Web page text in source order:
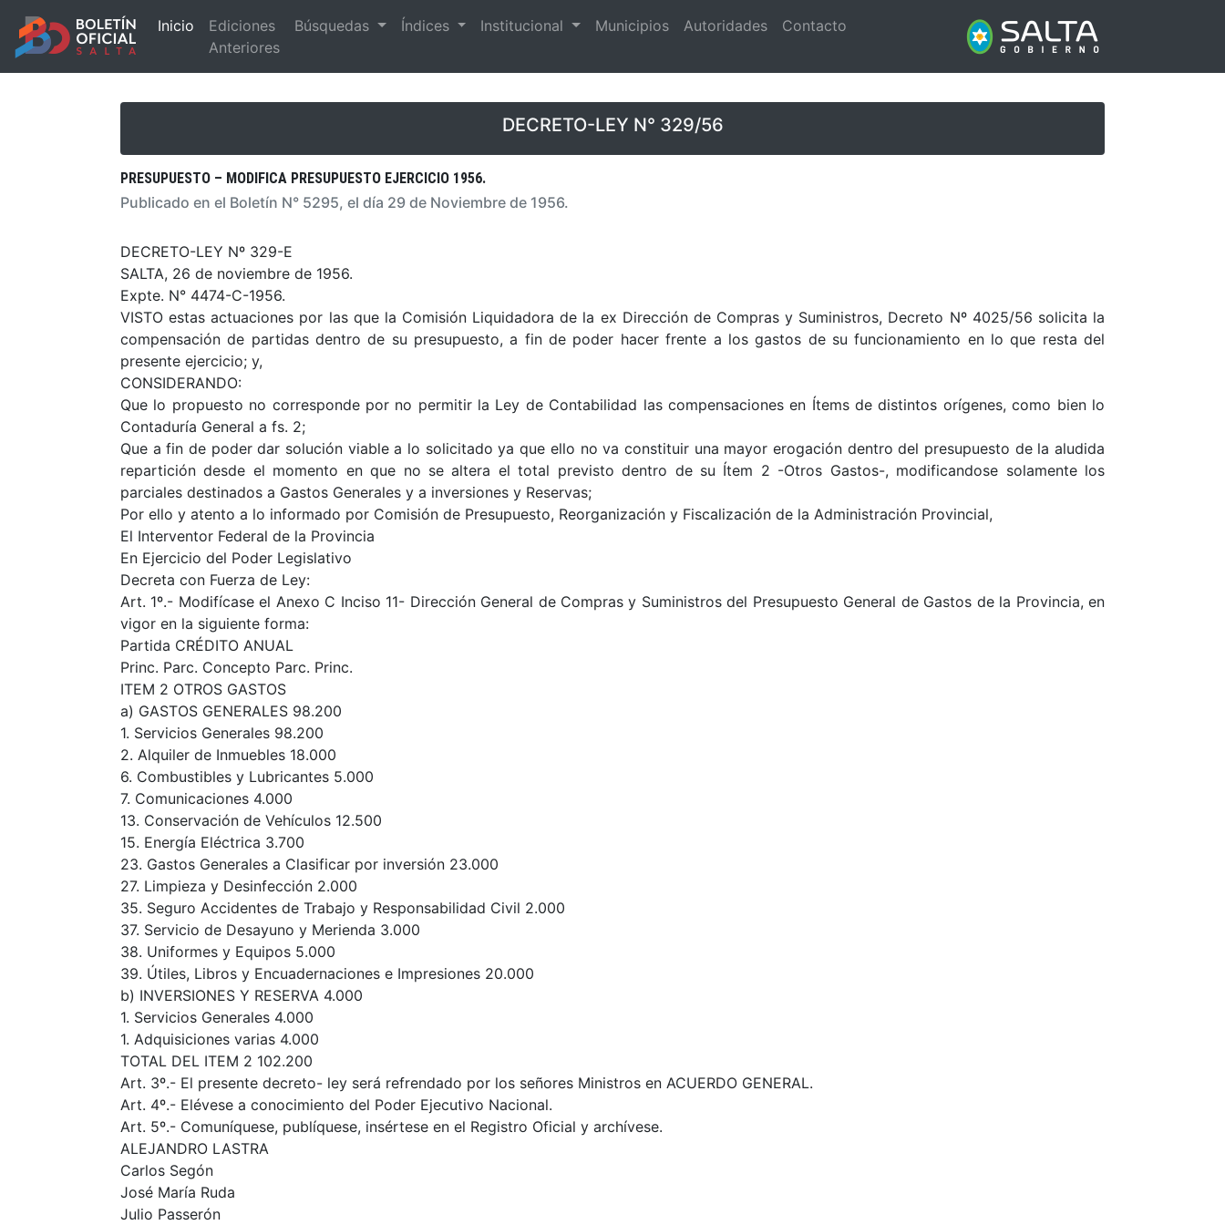
Inicio
Ediciones
Anteriores
Búsquedas Índices Institucional Municipios Autoridades Contacto
DECRETO-LEY N° 329/56
PRESUPUESTO – MODIFICA PRESUPUESTO EJERCICIO 1956.
Publicado en el Boletín N° 5295, el día 29 de Noviembre de 1956.
DECRETO-LEY Nº 329-E
SALTA, 26 de noviembre de 1956.
Expte. N° 4474-C-1956.
VISTO estas actuaciones por las que la Comisión Liquidadora de la ex Dirección de Compras y Suministros, Decreto Nº 4025/56 solicita la
compensación de partidas dentro de su presupuesto, a fin de poder hacer frente a los gastos de su funcionamiento en lo que resta del
presente ejercicio; y,
CONSIDERANDO:
Que lo propuesto no corresponde por no permitir la Ley de Contabilidad las compensaciones en Ítems de distintos orígenes, como bien lo
Contaduría General a fs. 2;
Que a fin de poder dar solución viable a lo solicitado ya que ello no va constituir una mayor erogación dentro del presupuesto de la aludida
repartición desde el momento en que no se altera el total previsto dentro de su Ítem 2 -Otros Gastos-, modificandose solamente los
parciales destinados a Gastos Generales y a inversiones y Reservas;
Por ello y atento a lo informado por Comisión de Presupuesto, Reorganización y Fiscalización de la Administración Provincial,
El Interventor Federal de la Provincia
En Ejercicio del Poder Legislativo
Decreta con Fuerza de Ley:
Art. 1º.- Modifícase el Anexo C Inciso 11- Dirección General de Compras y Suministros del Presupuesto General de Gastos de la Provincia, en
vigor en la siguiente forma:
Partida CRÉDITO ANUAL
Princ. Parc. Concepto Parc. Princ.
ITEM 2 OTROS GASTOS
a) GASTOS GENERALES 98.200
1. Servicios Generales 98.200
2. Alquiler de Inmuebles 18.000
6. Combustibles y Lubricantes 5.000
7. Comunicaciones 4.000
13. Conservación de Vehículos 12.500
15. Energía Eléctrica 3.700
23. Gastos Generales a Clasificar por inversión 23.000
27. Limpieza y Desinfección 2.000
35. Seguro Accidentes de Trabajo y Responsabilidad Civil 2.000
37. Servicio de Desayuno y Merienda 3.000
38. Uniformes y Equipos 5.000
39. Útiles, Libros y Encuadernaciones e Impresiones 20.000
b) INVERSIONES Y RESERVA 4.000
1. Servicios Generales 4.000
1. Adquisiciones varias 4.000
TOTAL DEL ITEM 2 102.200
Art. 3º.- El presente decreto- ley será refrendado por los señores Ministros en ACUERDO GENERAL.
Art. 4º.- Elévese a conocimiento del Poder Ejecutivo Nacional.
Art. 5º.- Comuníquese, publíquese, insértese en el Registro Oficial y archívese.
ALEJANDRO LASTRA
Carlos Segón
José María Ruda
Julio Passerón